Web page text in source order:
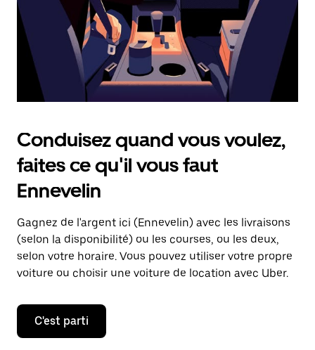
d'échappement
pour
fermer
calendrier.
Conduisez quand vous voulez,
faites ce qu'il vous faut
Ennevelin
Gagnez de l'argent ici (Ennevelin) avec les livraisons
(selon la disponibilité) ou les courses, ou les deux,
selon votre horaire. Vous pouvez utiliser votre propre
voiture ou choisir une voiture de location avec Uber.
C'est parti